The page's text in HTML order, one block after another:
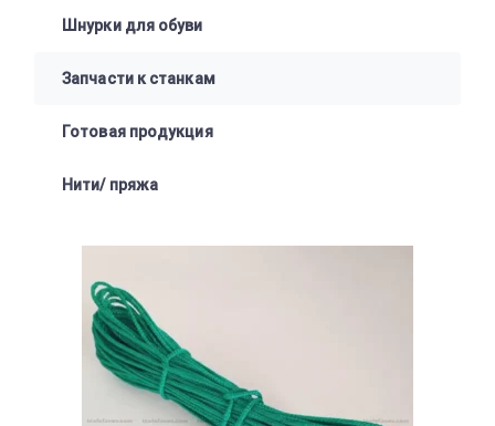
Шнурки для обуви
Запчасти к станкам
Готовая продукция
Нити/ пряжа